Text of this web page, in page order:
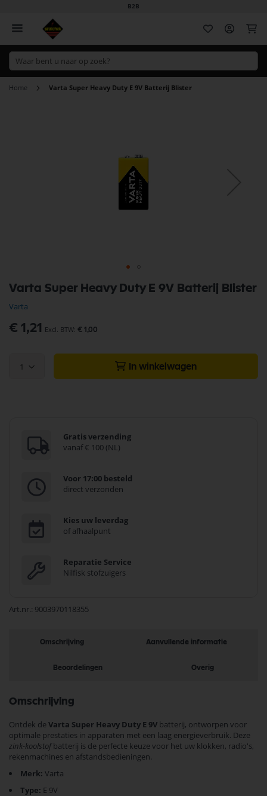
B2B
Home Varta Super Heavy Duty E 9V Batterij Blister
Varta Super Heavy Duty E 9V Batterij Blister
Varta
€ 1,21 € 1,00
1 In winkelwagen
Gratis verzending
vanaf € 100 (NL)
Voor 17:00 besteld
direct verzonden
Kies uw leverdag
of afhaalpunt
Reparatie Service
Nilfisk stofzuigers
Art.nr. 9003970118355
naar
het
begin
van
de
Omschrijving Aanvullende informatie
Beoordelingen Overig
Omschrijving
Ontdek de Varta Super Heavy Duty E 9V batterij, ontworpen voor
optimale prestaties in apparaten met een laag energieverbruik. Deze
zink-koolstofbatterij is de perfecte keuze voor het uw klokken, radio's,
rekenmachines en afstandsbedieningen.
Merk: Varta
Type: E 9V